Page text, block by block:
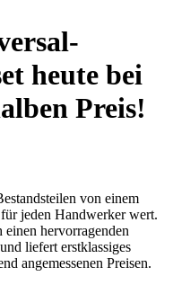
heute bei
Preis!
von einem
jeden Handwerker wert.
hervorragenden
liefert erstklassiges
angemessenen Preisen.